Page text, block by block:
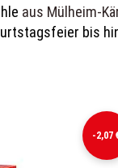
aus Mülheim-
bis
-2,07